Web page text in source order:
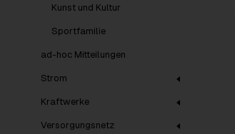
Kunst und Kultur
Sportfamilie
ad-hoc Mitteilungen
Strom
Kraftwerke
Versorgungsnetz